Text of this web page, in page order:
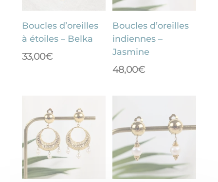
Boucles d’oreilles
à étoiles – Belka
33,00€
Boucles d’oreilles
indiennes –
Jasmine
48,00€